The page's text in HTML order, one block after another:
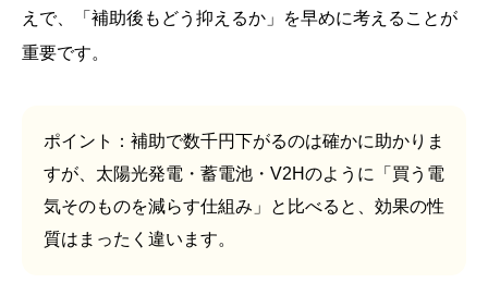
えで、「補助後もどう抑えるか」を早めに考えることが
重要です。
ポイント：補助で数千円下がるのは確かに助かりま
すが、太陽光発電・蓄電池・V2Hのように「買う電
気そのものを減らす仕組み」と比べると、効果の性
質はまったく違います。